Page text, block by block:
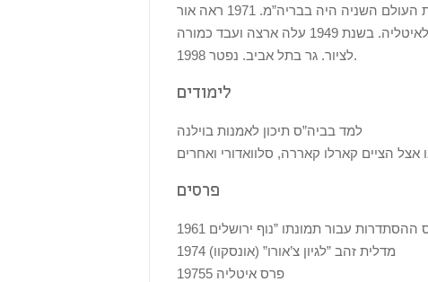
שמואל טפלר, צייר, נולד בהרובישוב, פולין, 1918. בעת מלחמת העולם השניה היה בבריה”מ. 1971 ראה אור
במילאנו ספר על יצירתו. לאחר המלחמה חזר לפולין וממנה נסע לאיטליה. בשנת 1949 עלה ארצה ועבד כמורה
לציור. גר בתל אביב. נפטר 1998.
לימודים
למד בביה”ס תיכון לאמנות בוילנה
הציים קארלו קאררה, סלוואדורי ואחרים
פרסים
1974 מדלית זהב ”לגיון צ’אורו” (אונסקוו)
19755 פרס איטליה